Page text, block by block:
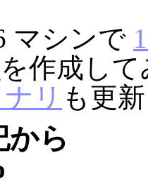
マシンで
を作成し
リ も更
から